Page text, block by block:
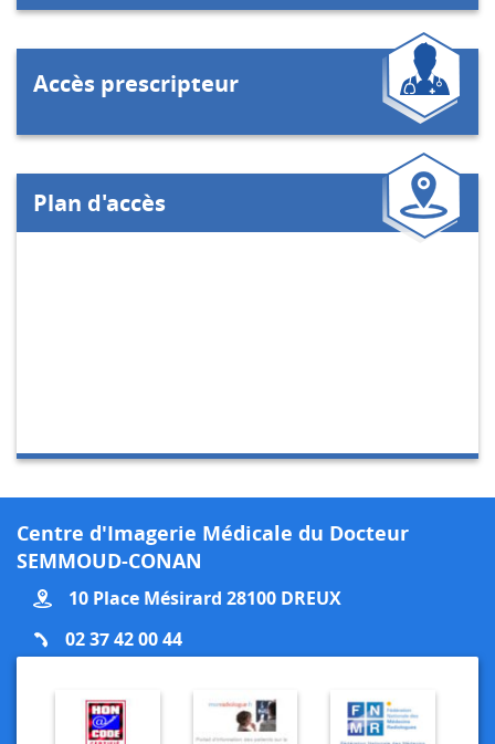
Plan d'accès
Accès prescripteur
Centre d'Imagerie Médicale du Docteur
SEMMOUD-CONAN
10 Place Mésirard 28100 DREUX
02 37 42 00 44